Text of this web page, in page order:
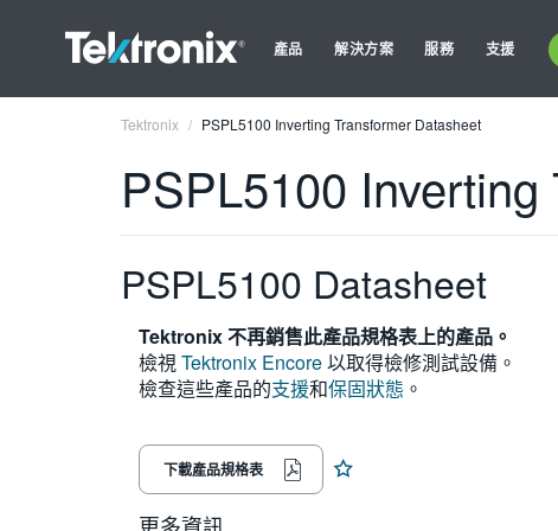
產品 解決方案 服務 支援
Tektronix PSPL5100 Inverting Transformer Datasheet
PSPL5100
PSPL5100 Datasheet
Tektronix 不再銷售此產品規格表上的產品。
檢視Tektronix Encore以取得檢修測試設備。
檢查這些產品的支援和保固狀態 。
下載產品規格表